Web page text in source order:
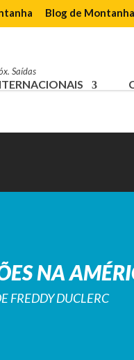
Blog de Montanha
Saídas
NA
FREDDY DUCLERC